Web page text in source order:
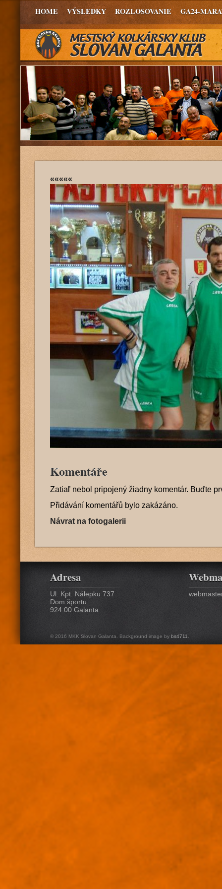
HOME VÝSLEDKY ROZLOSOVANIE GA24-
«««««
Komentáře
Zatiaľ nebol pripojený žiadny komentár. Buďte
Přidávání komentářů bylo zakázáno.
Návrat na fotogalerii
Adresa
Ul. Kpt. Nálepku 737
Dom športu
924 00 Galanta
© 2016 MKK Slovan Galanta. Background image by bs4711